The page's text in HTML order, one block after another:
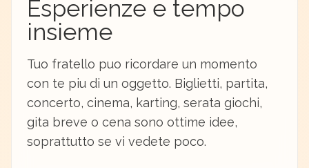
Esperienze e tempo
insieme
Tuo fratello puo ricordare un momento
con te piu di un oggetto. Biglietti, partita,
concerto, cinema, karting, serata giochi,
gita breve o cena sono ottime idee,
soprattutto se vi vedete poco.